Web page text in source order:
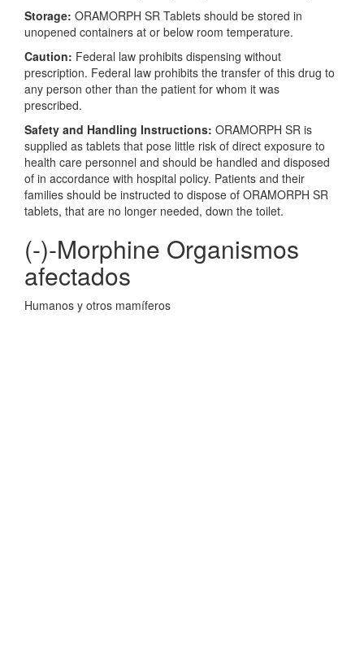
Storage: ORAMORPH SR Tablets should be stored in
unopened containers at or below room temperature.
Caution: Federal law prohibits dispensing without
prescription. Federal law prohibits the transfer of this drug to
any person other than the patient for whom it was
prescribed.
Safety and Handling Instructions: ORAMORPH SR is
supplied as tablets that pose little risk of direct exposure to
health care personnel and should be handled and disposed
of in accordance with hospital policy. Patients and their
families should be instructed to dispose of ORAMORPH SR
tablets, that are no longer needed, down the toilet.
(-)-Morphine Organismos
afectados
Humanos y otros mamíferos